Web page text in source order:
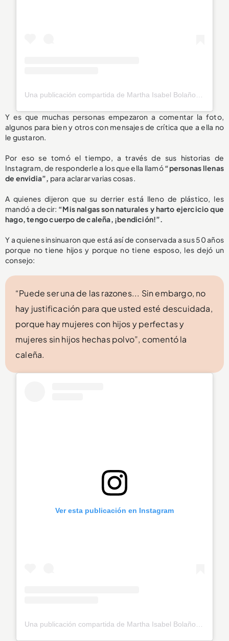
Y es que muchas personas empezaron a comentar la foto,
algunos para bien y otros con mensajes de crítica que a ella no
le gustaron.
Por eso se tomó el tiempo, a través de sus historias de
Instagram, de responderle a los que ella llamó“personas llenas
de envidia”, para aclarar varias cosas.
A quienes dijeron que su derrier está lleno de plástico, les
mandó a decir: “Mis nalgas son naturales y harto ejercicio que
hago, tengo cuerpo de caleña, ¡bendición!”.
Y a quienes insinuaron que está así de conservada a sus 50 años
porque no tiene hijos y porque no tiene esposo, les dejó un
consejo:
“Puede ser una de las razones... Sin embargo, no
hay justificación para que usted esté descuidada,
porque hay mujeres con hijos y perfectas y
mujeres sin hijos hechas polvo”, comentó la
caleña.
Ver esta publicación en Instagram
Una publicación compartida de Martha Isabel Bolaños (@marthaisabelii)